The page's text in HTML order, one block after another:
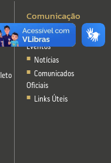
Comunicação
Calendário de
Eventos
Notícias
Comunicados
Oficiais
Links Úteis